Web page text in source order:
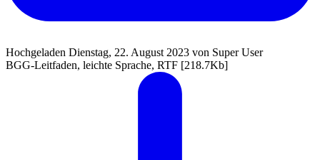
Hochgeladen Dienstag, 22. August 2023 von Super User
BGG-Leitfaden, leichte Sprache, RTF [218.7Kb]